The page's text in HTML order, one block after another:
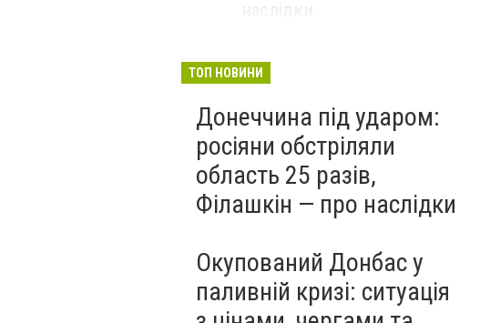
ТОП НОВИНИ
Донеччина під ударом:
росіяни обстріляли
область 25 разів,
Філашкін — про наслідки
Окупований Донбас у
паливній кризі: ситуація